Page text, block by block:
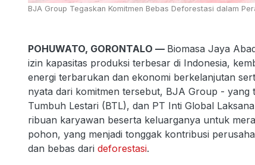
BJA Group Tegaskan Komitmen Bebas Deforestasi dalam
POHUWATO, GORONTALO — Biomasa Jaya
izin kapasitas produksi terbesar di Indonesia,
energi terbarukan dan ekonomi berkelanjutan
nyata dari komitmen tersebut, BJA Group -
Tumbuh Lestari (BTL), dan PT Inti Global
ribuan karyawan beserta keluarganya untuk
pohon, yang menjadi tonggak kontribusi
dan bebas dari deforestasi.